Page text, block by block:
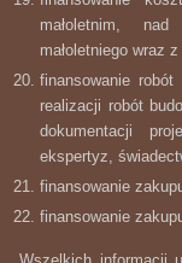
małoletnim,
małoletniego wraz
finansowanie
realizacji robót
dokumentacji
ekspertyz,
finansowanie
finansowanie